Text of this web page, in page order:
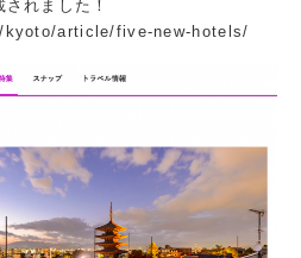
れました！
kyoto/article/five-new-hotels/